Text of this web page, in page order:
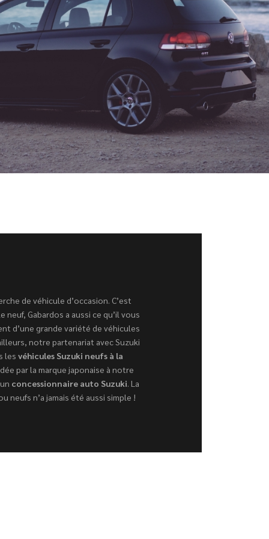
de véhicule d’occasion. C’est
Gabardos a aussi ce qu’il vous
d’une grande variété de véhicules
notre partenariat avec Suzuki
les véhicules Suzuki neufs à la
par la marque japonaise à notre
concessionnaire auto Suzuki. La
neufs n’a jamais été aussi simple !